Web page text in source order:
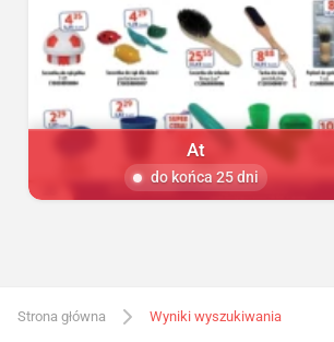
At
do końca 25 dni
Strona główna Wyniki wyszukiwania